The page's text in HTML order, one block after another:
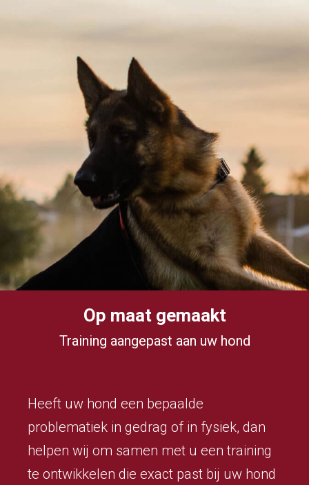
Op maat gemaakt
Training aangepast aan uw hond
Heeft uw hond een bepaalde
problematiek in gedrag of in fysiek, dan
helpen wij om samen met u een training
te ontwikkelen die exact past bij uw hond